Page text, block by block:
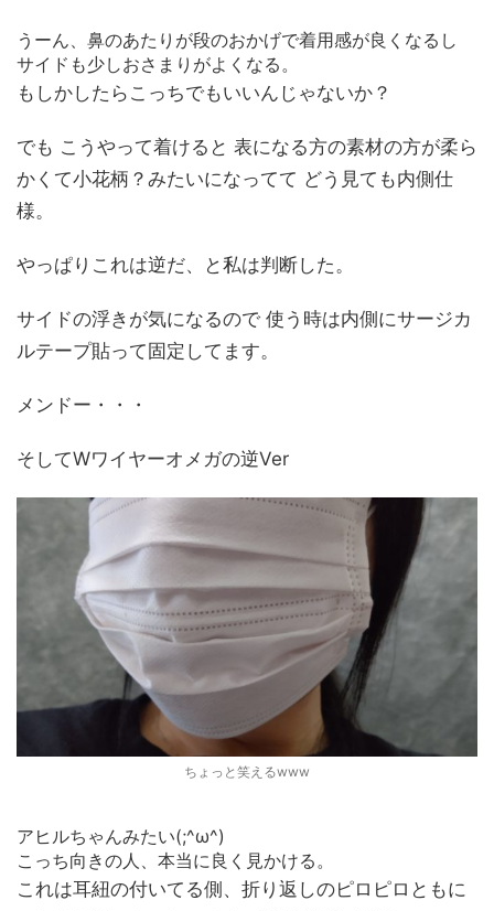
うーん、鼻のあたりが段のおかげで着用感が良くなるし
サイドも少しおさまりがよくなる。
もしかしたらこっちでもいいんじゃないか？
でも こうやって着けると 表になる方の素材の方が柔ら
かくて小花柄？みたいになってて どう見ても内側仕
様。
やっぱりこれは逆だ、と私は判断した。
サイドの浮きが気になるので 使う時は内側にサージカ
ルテープ貼って固定してます。
メンドー・・・
そしてWワイヤーオメガの逆Ver
ちょっと笑えるwww
アヒルちゃんみたい(;^ω^)
こっち向きの人、本当に良く見かける。
これは耳紐の付いてる側、折り返しのピロピロともに